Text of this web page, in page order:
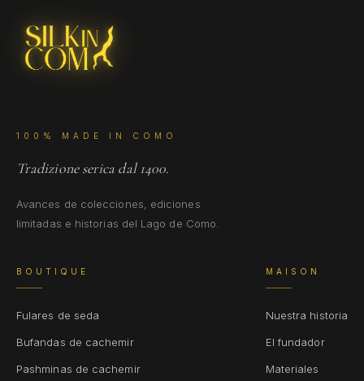
100% MADE IN COMO
Tradizione serica dal 1400.
Avances de colecciones, ediciones
limitadas e historias del Lago de Como.
BOUTIQUE
Fulares de seda
Bufandas de cachemir
Pashminas de cachemir
MAISON
Nuestra historia
El fundador
Materiales